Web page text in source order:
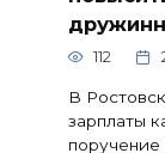
112
В
зарплаты
поручение